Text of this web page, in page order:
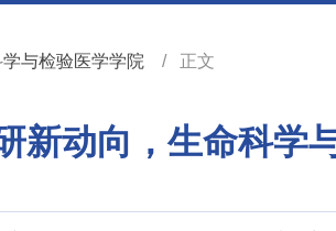
与检验医学学院 正文
新动向，生命科学